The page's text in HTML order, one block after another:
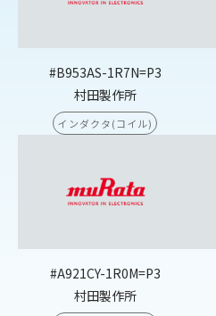
#B953AS-1R7N=P3
村田製作所
インダクタ(コイル)
#A921CY-1R0M=P3
村田製作所